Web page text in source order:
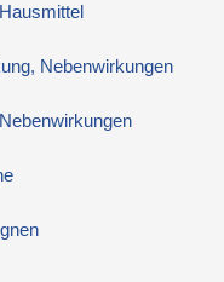
Nebenwirkungen